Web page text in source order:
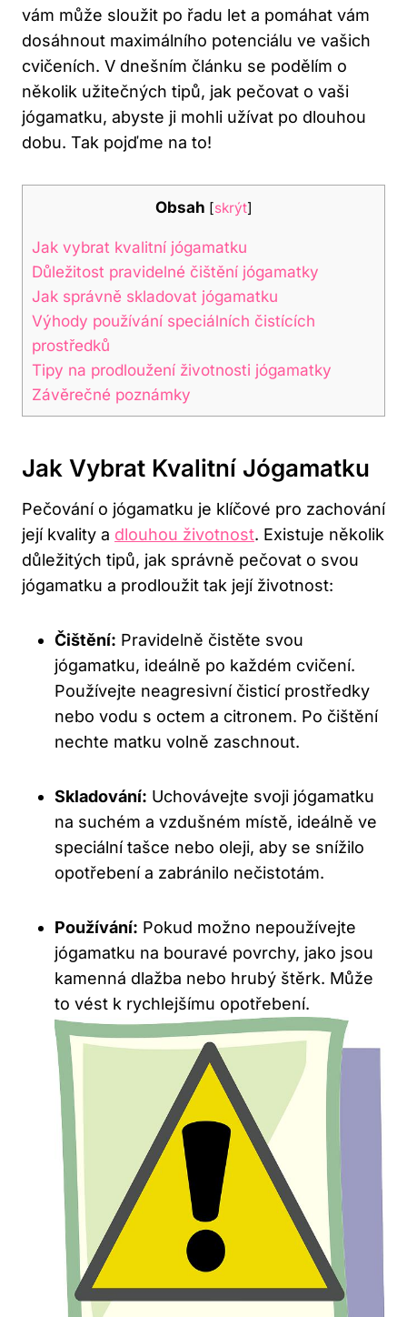
vám může sloužit po řadu let a pomáhat vám
dosáhnout ⁢maximálního⁤ potenciálu ve​ vašich
cvičeních. V dnešním článku⁤ se⁣ podělím ​o
několik‌ užitečných tipů,⁣ jak pečovat o vaši
jógamatku,⁤ abyste ji mohli užívat po dlouhou
dobu. Tak ‌pojďme na ‍to!
Obsah [skrýt]
Jak vybrat kvalitní jógamatku
Důležitost pravidelné ‍čištění jógamatky
Jak ⁣správně skladovat jógamatku
Výhody používání speciálních čistících
prostředků
Tipy na prodloužení životnosti jógamatky
Závěrečné poznámky
Jak Vybrat Kvalitní Jógamatku
Pečování o jógamatku je klíčové pro zachování
její kvality‍ a​ dlouhou životnost. Existuje několik
důležitých tipů, jak správně pečovat o svou
jógamatku a ⁢prodloužit tak její životnost:
Čištění: Pravidelně čistěte‍ svou
jógamatku, ideálně po každém cvičení.
Používejte⁣ neagresivní⁢ čisticí prostředky
nebo vodu s octem a citronem. Po čištění
nechte ⁣matku ​volně ‍zaschnout.
Skladování: Uchovávejte svoji jógamatku
na suchém a vzdušném‍ místě, ideálně ve
speciální tašce ⁤nebo ​oleji, aby se snížilo
opotřebení a zabránilo ​nečistotám.
Používání: Pokud možno nepoužívejte
jógamatku na bouravé povrchy, jako jsou
kamenná dlažba nebo hrubý štěrk. Může
to ‍vést k rychlejšímu opotřebení.